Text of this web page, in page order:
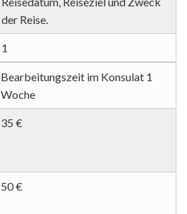
der Reise.
1
Bearbeitungszeit im Konsulat 1
Woche
35 €
50 €